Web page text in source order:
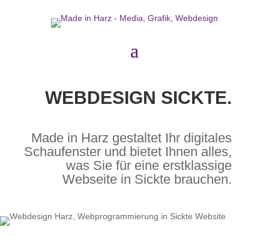
WEBDESIGN SICKTE.
Made in Harz gestaltet Ihr digitales
Schaufenster und bietet Ihnen alles,
was Sie für eine erstklassige
Webseite in Sickte brauchen.